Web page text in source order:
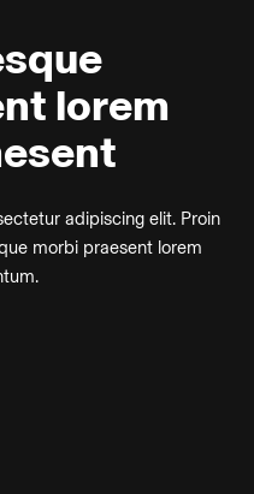
lorem
adipiscing elit. Proin
morbi praesent lorem